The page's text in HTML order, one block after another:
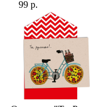
99 р.